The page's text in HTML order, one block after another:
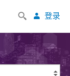
登录